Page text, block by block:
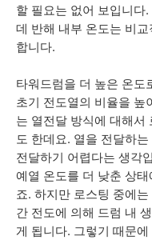
할 필요는 없어 보입니다
데 반해 내부 온도는 비
합니다.
타워드럼을 더 높은 온도
초기 전도열의 비율을 높
는 열전달 방식에 대해서
도 한데요. 열을 전달하
전달하기 어렵다는 생각
예열 온도를 더 낮춘 상
죠. 하지만 로스팅 중에
간 전도에 의해 드럼 내
게 됩니다. 그렇기 때문